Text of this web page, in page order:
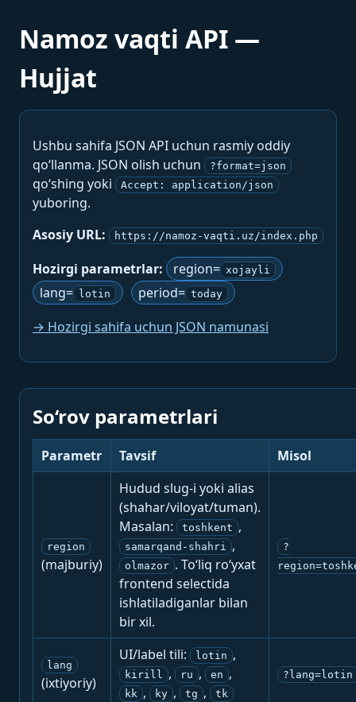
Namoz vaqti API —
Hujjat
Ushbu sahifa JSON API uchun rasmiy oddiy
qo‘llanma. JSON olish uchun
?format=json
qo‘shing yoki Accept: application/json
yuboring.
Asosiy URL:
https://namoz-vaqti.uz/index.php
Hozirgi parametrlar: region= xojayli
lang= lotin period= today
→ Hozirgi sahifa uchun JSON namunasi
So‘rov parametrlari
Parametr Tavsif Misol
region
(majburiy)
Hudud slug-i yoki alias
(shahar/viloyat/tuman).
Masalan:
toshkent ,
samarqand-shahri ,
olmazor . To‘liq ro‘yxat
frontend selectida
ishlatiladiganlar bilan
bir xil.
?
lang
(ixtiyoriy)
UI/label tili: lotin ,
kirill , ru , en ,
kk , ky , tg , tk
?lang=lotin